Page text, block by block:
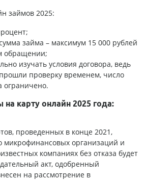
займов 2025:
займа – максимум 15 000 рублей
обращении;
изучать условия договора, ведь
проверку временем, число
ограничено.
карту онлайн 2025 года:
проведенных в конце 2021,
микрофинансовых организаций и
компаниях без отказа будет
акт, одобренный
на рассмотрение в